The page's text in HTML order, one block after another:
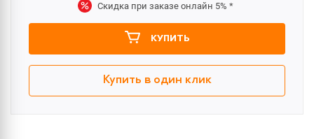
Скидка при заказе онлайн 5% *
КУПИТЬ
Купить в один клик